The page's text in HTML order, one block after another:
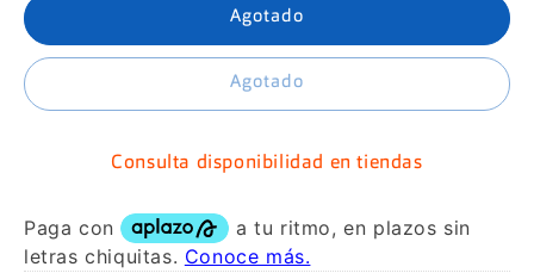
Agotado
Agotado
Consulta disponibilidad en tiendas